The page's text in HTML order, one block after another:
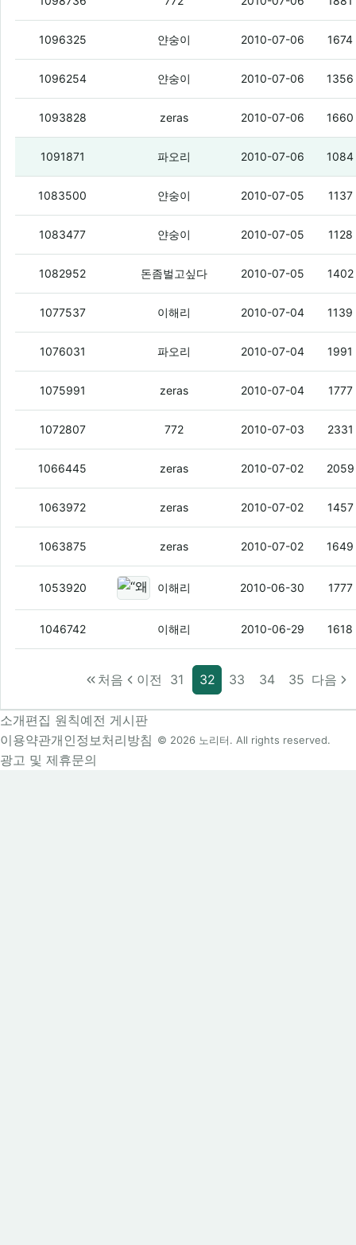
1096325 고현정 전남편의 입김(1)
얀숭이 2010-07-06 1674
1096254 2G 휴대폰 기근…KT-LG유플러스 "출시
얀숭이 2010-07-06 1356
1093828 뼈그맨 유세윤, 팬티입고 명동 인증샷(3)
zeras 2010-07-06 1660
1091871 2GHz ‘갤럭시S 2’ 내년초 나온다
파오리 2010-07-06 1084
1083500 애플 `2위 이통사 밀월` 끝내나(1)
얀숭이 2010-07-05 1137
1083477 “北, 한국국적 女탈북자 3명 총살說” (2)
얀숭이 2010-07-05 1128
1082952 갤럭시s 언론플레이 쩌네(5)
돈좀벌고싶다 2010-07-05 1402
1077537 KT, 2G 단말기 일부 보조금 중단…01X
이해리 2010-07-04 1139
1076031 멕시코만에 기름유출사고(2)
파오리 2010-07-04 1991
1075991 첫방 ‘하하몽쇼’, MC몽 ‘병역면제 의혹’
zeras 2010-07-04 1777
1072807 노키아, 새 모바일 OS '미고' 탑재 스마트
772 2010-07-03 2331
1066445 kt 아이폰3gs사용자 아이폰 4g로 교체시
zeras 2010-07-02 2059
1063972 정대세 독일분데스리가 2부리그 보쿰으
zeras 2010-07-02 1457
1063875 메시, 오아시스를위해서 독일전 골을넣겠
zeras 2010-07-02 1649
1053920 “왜 자꾸 이런 일이”…박용하 자살
이해리 2010-06-30 1777
1046742 종합병원 진찰료 전액 본인부담 추진(9)
이해리 2010-06-29 1618
처음 이전 31 32 33 34 35 다음
소개편집 원칙예전 게시판
이용약관개인정보처리방침
광고 및 제휴문의
© 2026 노리터. All rights reserved.